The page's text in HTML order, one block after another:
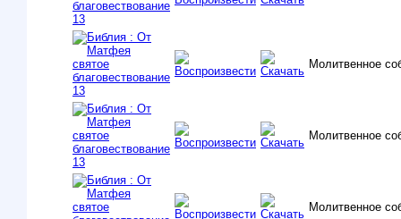
Молитвенное
Молитвенное
Молитвенное